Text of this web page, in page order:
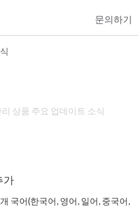
문의하기
상품 주요 업데이트 소식
가
국어(한국어, 영어, 일어, 중국어,